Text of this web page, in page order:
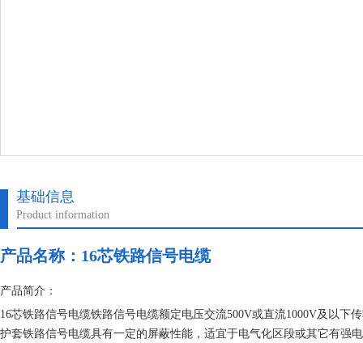
基础信息
Product information
产品名称： 16芯铁路信号电缆
产品简介：
16芯铁路信号电缆铁路信号电缆额定电压交流500V或直流1000V及以
护套铁路信号电缆具有一定的屏蔽性能，适宜于电气化区段或其它有强